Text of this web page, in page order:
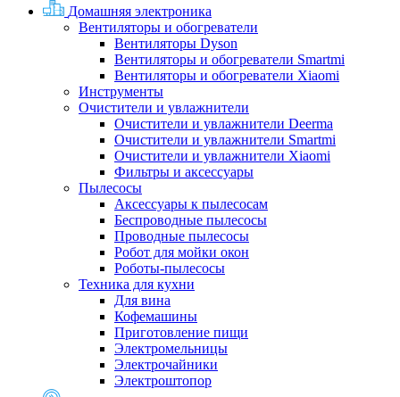
Домашняя электроника
Вентиляторы и обогреватели
Вентиляторы Dyson
Вентиляторы и обогреватели Smartmi
Вентиляторы и обогреватели Xiaomi
Инструменты
Очистители и увлажнители
Очистители и увлажнители Deerma
Очистители и увлажнители Smartmi
Очистители и увлажнители Xiaomi
Фильтры и аксессуары
Пылесосы
Аксессуары к пылесосам
Беспроводные пылесосы
Проводные пылесосы
Робот для мойки окон
Роботы-пылесосы
Техника для кухни
Для вина
Кофемашины
Приготовление пищи
Электромельницы
Электрочайники
Электроштопор